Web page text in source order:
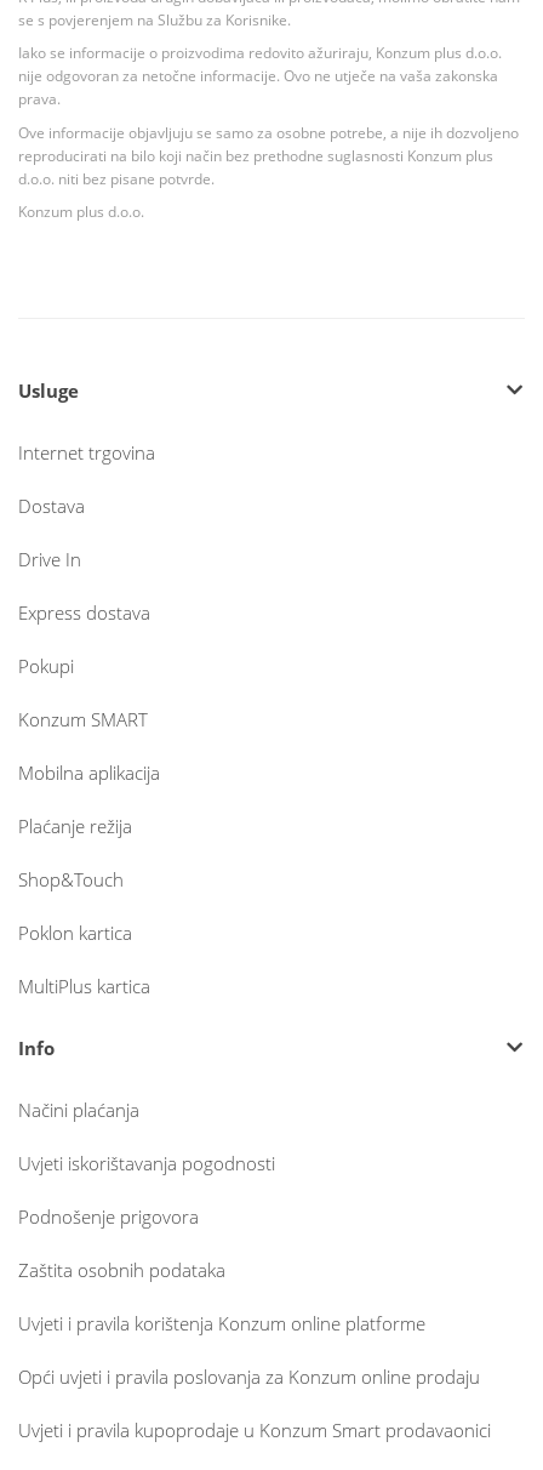
se s povjerenjem na Službu za Korisnike.
Iako se informacije o proizvodima redovito ažuriraju, Konzum plus d.o.o.
nije odgovoran za netočne informacije. Ovo ne utječe na vaša zakonska
prava.
Ove informacije objavljuju se samo za osobne potrebe, a nije ih dozvoljeno
reproducirati na bilo koji način bez prethodne suglasnosti Konzum plus
d.o.o. niti bez pisane potvrde.
Konzum plus d.o.o.
Usluge
Internet trgovina
Dostava
Drive In
Express dostava
Pokupi
Konzum SMART
Mobilna aplikacija
Plaćanje režija
Shop&Touch
Poklon kartica
MultiPlus kartica
Info
Načini plaćanja
Uvjeti iskorištavanja pogodnosti
Podnošenje prigovora
Zaštita osobnih podataka
Uvjeti i pravila korištenja Konzum online platforme
Opći uvjeti i pravila poslovanja za Konzum online prodaju
Uvjeti i pravila kupoprodaje u Konzum Smart prodavaonici